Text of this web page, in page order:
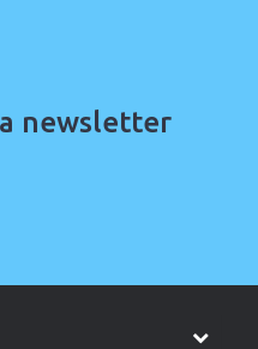
newsletter